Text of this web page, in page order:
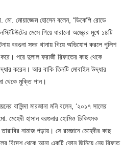
মো. মোয়াজ্জেম হোসেন বলেন, ‘ডিকেপি রোডে
মেসে গিয়ে ধারালো অস্ত্রের মুখে ১৪টি
বরগুনা সদর থানায় গিয়ে অভিযোগ করলে পুলিশ
পরে দুলাল ফরাজী রিফাতের কাছ থেকে
করেন। আর বাকি তিনটি মোবাইল উদ্ধার
থেকে মুক্তি পান।
বাসিন্দা মারজানা মনি বলেন, ‘২০১৭ সালের
হাসান বরগুনার হোমিও চিকিৎসক
নামাজ পড়ায়। সে রমজানে মেহেদীর কাছ
বিদেশ থেকে আনা একটি ফোন ছিনিয়ে নেয় রিফাত